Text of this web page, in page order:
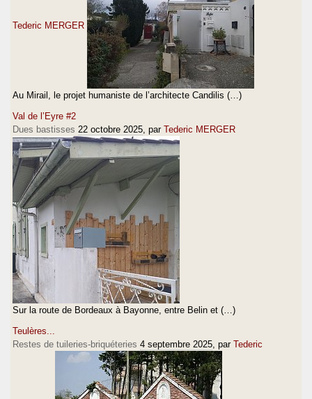
Tederic MERGER
Au Mirail, le projet humaniste de l’architecte Candilis (…)
Val de l’Eyre #2
Dues bastisses 22 octobre 2025 , par Tederic MERGER
Sur la route de Bordeaux à Bayonne, entre Belin et (…)
Teulères...
Restes de tuileries-briquéteries 4 septembre 2025 , par Tederic